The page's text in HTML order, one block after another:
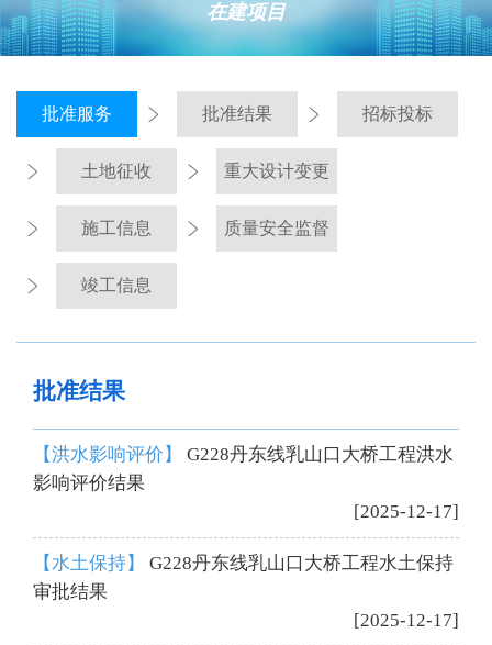
在建项目
批准服务 批准结果 招标投标
土地征收 重大设计变更
施工信息 质量安全监督
竣工信息
批准结果
【洪水影响评价】 G228丹东线乳山口大桥工程洪水
影响评价结果
[2025-12-17]
【水土保持】 G228丹东线乳山口大桥工程水土保持
审批结果
[2025-12-17]